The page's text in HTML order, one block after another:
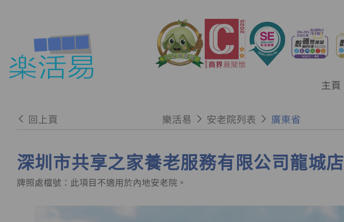
主頁
回上頁 樂活易 安老院列表 廣東省
深圳市共享之家養老服務有限公司龍城店
牌照處檔號：此項目不適用於內地安老院。